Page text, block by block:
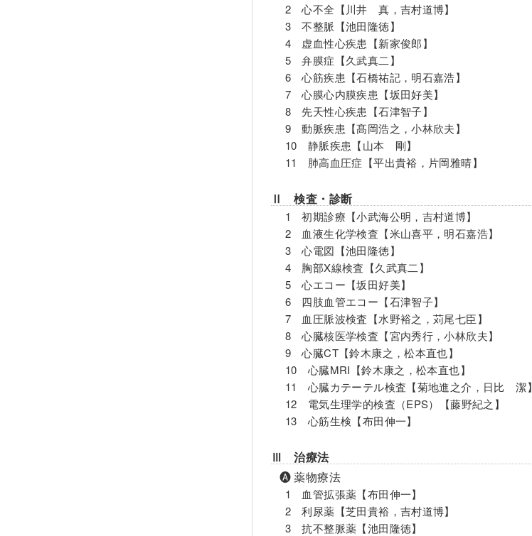
2 心不全【川井 真，吉村道博】
3 不整脈【池田隆徳】
4 虚血性心疾患【新家俊郎】
5 弁膜症【久武真二】
6 心筋疾患【石橋祐記，明石嘉浩】
7 心膜心内膜疾患【坂田好美】
8 先天性心疾患【石津智子】
9 動脈疾患【髙岡浩之，小林欣夫】
10 静脈疾患【山本 剛】
11 肺高血圧症【平出貴裕，片岡雅晴】
Ⅱ 検査・診断
1 初期診療【小武海公明，吉村道博】
2 血液生化学検査【米山喜平，明石嘉浩】
3 心電図【池田隆徳】
4 胸部X線検査【久武真二】
5 心エコー【坂田好美】
6 四肢血管エコー【石津智子】
7 血圧脈波検査【水野裕之，苅尾七臣】
8 心臓核医学検査【宮内秀行，小林欣夫】
9 心臓CT【鈴木康之，松本直也】
10 心臓MRI【鈴木康之，松本直也】
11 心臓カテーテル検査【菊地進之介，日比 潔】
12 電気生理学的検査（EPS）【藤野紀之】
13 心筋生検【布田伸一】
Ⅲ 治療法
🅐 薬物療法
1 血管拡張薬【布田伸一】
2 利尿薬【芝田貴裕，吉村道博】
3 抗不整脈薬【池田隆徳】